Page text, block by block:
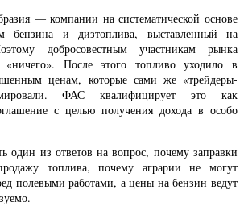
— компании на систематической основе
бензина и дизтоплива, выставленный на
добросовестным участникам рынка
«ничего». После этого топливо уходило в
ценам, которые сами же «трейдеры-
ФАС квалифицирует это как
с целью получения дохода в особо
один из ответов на вопрос, почему заправки
топлива, почему аграрии не могут
полевыми работами, а цены на бензин ведут